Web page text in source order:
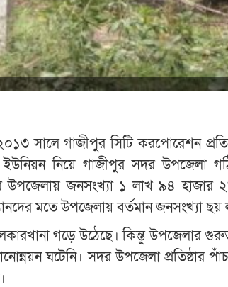
সালে গাজীপুর সিটি করপোরেশন
নিয়ে গাজীপুর সদর উপজেলা
উপজেলায় জনসংখ্যা ১ লাখ ৯৪ হাজার
মতে উপজেলায় বর্তমান জনসংখ্যা ছয়
গড়ে উঠেছে। কিন্তু উপজেলার
ঘটেনি। সদর উপজেলা প্রতিষ্ঠার